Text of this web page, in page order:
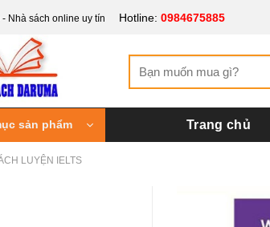
Nhà sách online uy tín Hotline: 0984675885
kiếm:
sản phẩm Trang chủ
LUYỆN IELTS